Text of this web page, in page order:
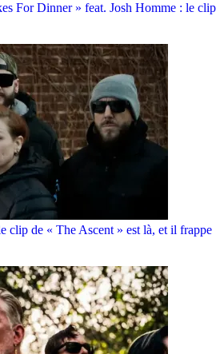
For Dinner » feat. Josh Homme : le clip
clip de « The Ascent » est là, et il frappe